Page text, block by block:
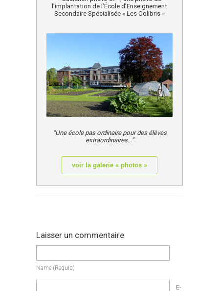
l’implantation de l’École d’Enseignement
Secondaire Spécialisée « Les Colibris »
“Une école pas ordinaire pour des élèves
extraordinaires…”
voir la galerie « photos »
Laisser un commentaire
Name (requis)
E-